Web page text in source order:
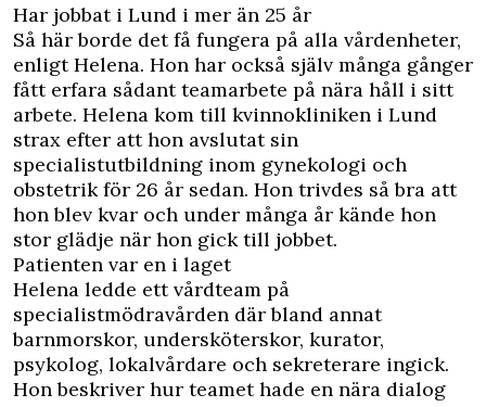
Har jobbat i Lund i mer än 25 år
Så här borde det få fungera på alla vårdenheter,
enligt Helena. Hon har också själv många gånger
fått erfara sådant teamarbete på nära håll i sitt
arbete. Helena kom till kvinnokliniken i Lund
strax efter att hon avslutat sin
specialistutbildning inom gynekologi och
obstetrik för 26 år sedan. Hon trivdes så bra att
hon blev kvar och under många år kände hon
stor glädje när hon gick till jobbet.
Patienten var en i laget
Helena ledde ett vårdteam på
specialistmödravården där bland annat
barnmorskor, undersköterskor, kurator,
psykolog, lokalvårdare och sekreterare ingick.
Hon beskriver hur teamet hade en nära dialog